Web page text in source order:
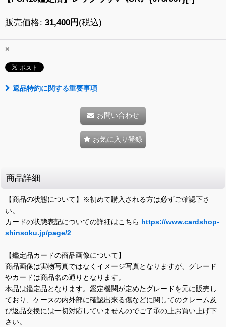
販売価格: 31,400円 (税込)
×
返品特約に関する重要事項
お問い合わせ
お気に入り登録
商品詳細
【商品の状態について】※初めて購入される方は必ずご確認下さ
い。
カードの状態表記についての詳細はこちら https://www.cardshop-
shinsoku.jp/page/2
【鑑定品カードの商品画像について】
商品画像は実物写真ではなくイメージ写真となりますが、グレード
やカードは商品名の通りとなります。
本品は鑑定品となります。鑑定機関が定めたグレードを元に販売し
ており、ケースの内外部に確認出来る傷などに関してのクレーム及
び返品交換には一切対応していませんのでご了承の上お買い上げ下
さい。